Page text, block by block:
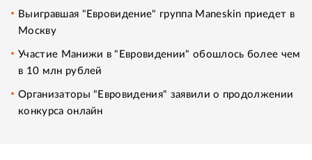
Выигравшая "Евровидение" группа Maneskin приедет в
Москву
Участие Манижи в "Евровидении" обошлось более чем
в 10 млн рублей
Организаторы "Евровидения" заявили о продолжении
конкурса онлайн